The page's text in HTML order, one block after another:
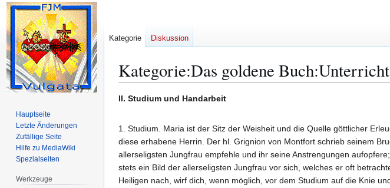
Kategorie:Das goldene
Zur
springen
Zur
springen
II. Studium und Handarbeit
1. Studium. Maria ist der Sitz der Weisheit und die Quelle göttlicher
diese erhabene Herrin. Der hl. Grignion von Montfort schrieb seinem
allerseligsten Jungfrau empfehle und ihr seine Anstrengungen
stets ein Bild der allerseligsten Jungfrau vor sich, welches er oft
Heiligen nach, wirf dich, wenn möglich, vor dem Studium auf die Knie
Kategorie Diskussion
Hauptseite
Letzte Änderungen
Zufällige Seite
Hilfe zu MediaWiki
Spezialseiten
Werkzeuge